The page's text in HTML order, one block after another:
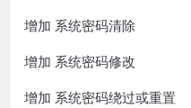
增加 系统密码清除
增加 系统密码修改
增加 系统密码绕过或重置